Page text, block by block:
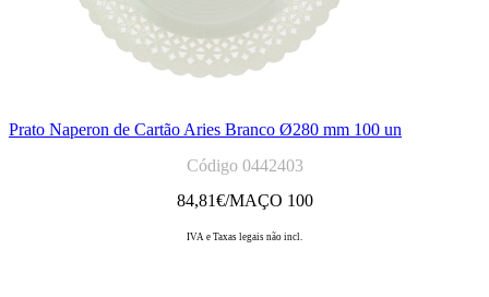
Prato Naperon de Cartão Aries Branco Ø280 mm 100 un
Código 0442403
84,81€/MAÇO 100
IVA e Taxas legais não incl.